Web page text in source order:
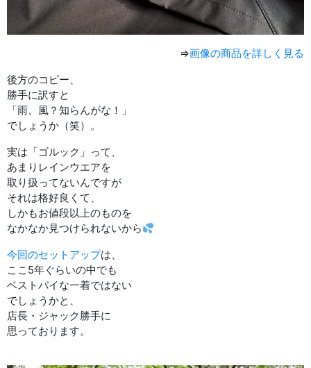
⇒画像の商品を詳しく見る
後方のコピー、
勝手に訳すと
「雨、風？知らんがな！」
でしょうか（笑）。
実は「ゴルック」って、
あまりレインウエアを
取り扱ってないんですが
それは格好良くて、
しかもお値段以上のものを
なかなか見つけられないから
今回のセットアップは、
ここ5年ぐらいの中でも
ベストバイな一着ではない
でしょうかと、
店長・ジャック勝手に
思っております。